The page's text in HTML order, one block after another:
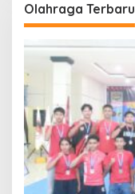
Olahraga Terbaru